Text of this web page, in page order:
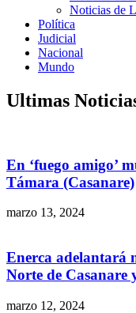
Noticias de
Política
Judicial
Nacional
Mundo
Ultimas
En ‘fuego amigo’
Támara (Casanare)
marzo 13, 2024
Enerca adelantará
Norte de Casanare
marzo 12, 2024